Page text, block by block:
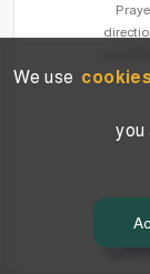
We use cookies
you